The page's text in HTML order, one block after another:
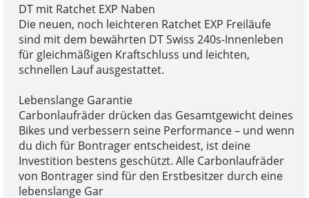
DT mit Ratchet EXP Naben
Die neuen, noch leichteren Ratchet EXP Freiläufe
sind mit dem bewährten DT Swiss 240s-Innenleben
für gleichmäßigen Kraftschluss und leichten,
schnellen Lauf ausgestattet.
Lebenslange Garantie
Carbonlaufräder drücken das Gesamtgewicht deines
Bikes und verbessern seine Performance – und wenn
du dich für Bontrager entscheidest, ist deine
Investition bestens geschützt. Alle Carbonlaufräder
von Bontrager sind für den Erstbesitzer durch eine
lebenslange Gar